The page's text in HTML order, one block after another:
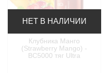
НЕТ В НАЛИЧИИ
Клубника Манго
(Strawberry Mango) -
BC5000 тяг Ultra